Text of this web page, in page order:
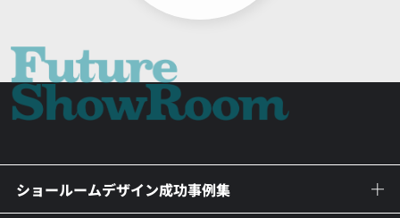
ショールームデザイン成功事例集